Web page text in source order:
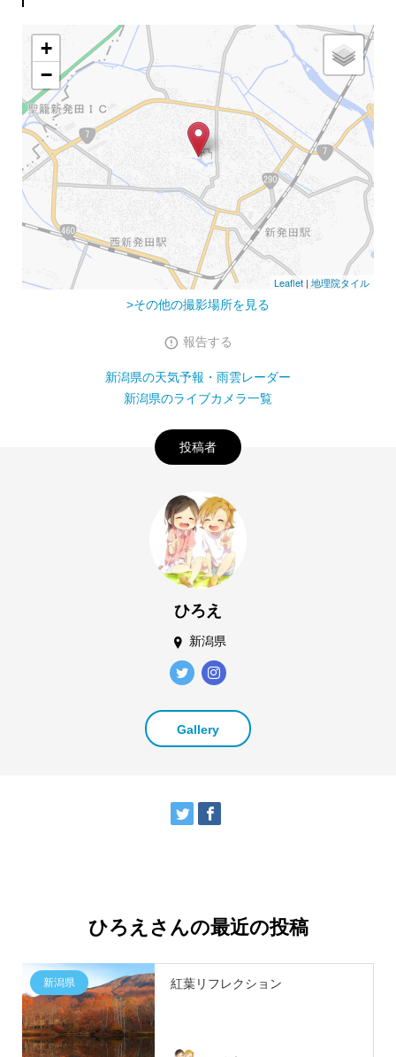
+
−
Leaflet |地理院タイル
>その他の撮影場所を見る
報告する
新潟県の天気予報・雨雲レーダー
新潟県のライブカメラ一覧
投稿者
ひろえ
新潟県
Gallery
ひろえさんの最近の投稿
新潟県 紅葉リフレクション